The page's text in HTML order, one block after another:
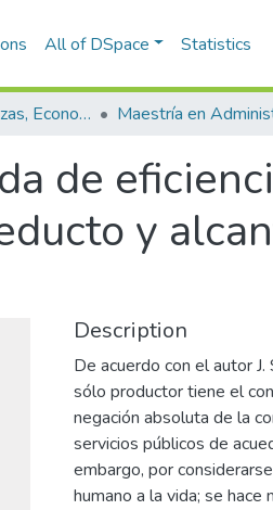
All of DSpace Statistics
Escuela de Finanzas, Economía y Gobierno
de
y
Description
De acuerdo con el autor
sólo productor tiene el
negación absoluta de la
servicios públicos de
embargo, por
humano a la vida; se